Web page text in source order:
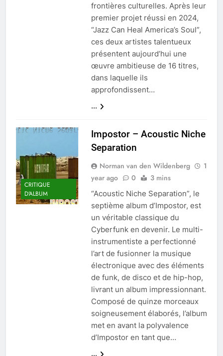
frontières culturelles. Après leur
premier projet réussi en 2024,
“Jazz Can Heal America’s Soul”,
ces deux artistes talentueux
présentent aujourd’hui une
œuvre ambitieuse de 16 titres,
dans laquelle ils
approfondissent…
...
CRITIQUE
D'ALBUM
Impostor – Acoustic Niche
Separation
Norman van den Wildenberg
1
year ago
0 3 mins
“Acoustic Niche Separation”, le
septième album d’Impostor, est
un véritable classique du
Cyberfunk en devenir. Le multi-
instrumentiste a perfectionné
l’art de fusionner la musique
électronique avec des éléments
de funk, de disco et de hip-hop,
livrant un album impressionnant.
Composé de quinze morceaux
soigneusement élaborés, l’album
met en avant la polyvalence
d’Impostor en tant que…
...